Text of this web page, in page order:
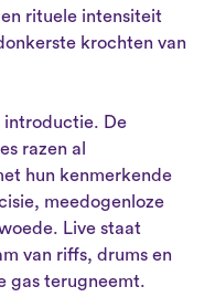
rituele intensiteit
krochten van
introductie. De
razen al
hun kenmerkende
meedogenloze
Live staat
van riffs, drums en
gas terugneemt.